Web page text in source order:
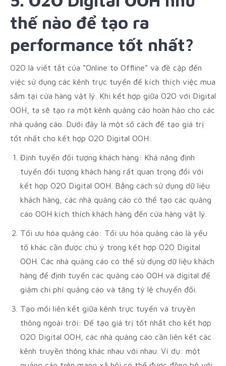
thế nào để tạo ra
performance tốt nhất?
O2O là viết tắt của “Online to Offline” và đề cập đến
việc sử dụng các kênh trực tuyến để kích thích việc mua
sắm tại cửa hàng vật lý. Khi kết hợp giữa O2O với Digital
OOH, ta sẽ tạo ra một kênh quảng cáo hoàn hảo cho các
nhà quảng cáo. Dưới đây là một số cách để tạo giá trị
tốt nhất cho kết hợp O2O Digital OOH:
Định tuyến đối tượng khách hàng: Khả năng định
tuyến đối tượng khách hàng rất quan trọng đối với
kết hợp O2O Digital OOH. Bằng cách sử dụng dữ liệu
khách hàng, các nhà quảng cáo có thể tạo các quảng
cáo OOH kích thích khách hàng đến cửa hàng vật lý.
Tối ưu hóa quảng cáo: Tối ưu hóa quảng cáo là yếu
tố khác cần được chú ý trong kết hợp O2O Digital
OOH. Các nhà quảng cáo có thể sử dụng dữ liệu khách
hàng để định tuyến các quảng cáo OOH và digital để
giảm chi phí quảng cáo và tăng tỷ lệ chuyển đổi.
Tạo mối liên kết giữa kênh trực tuyến và truyền
thông ngoài trời: Để tạo giá trị tốt nhất cho kết hợp
O2O Digital OOH, các nhà quảng cáo cần liên kết các
kênh truyền thông khác nhau với nhau. Ví dụ: một